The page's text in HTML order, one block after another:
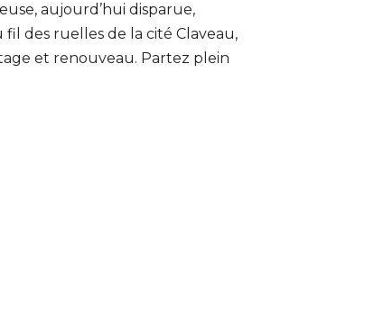
aujourd’hui disparue,
fil des ruelles de la cité Claveau,
et renouveau. Partez plein